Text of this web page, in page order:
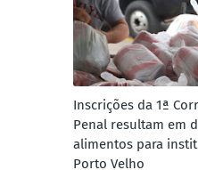
Inscrições da 1ª
Penal resultam em
alimentos para
Porto Velho